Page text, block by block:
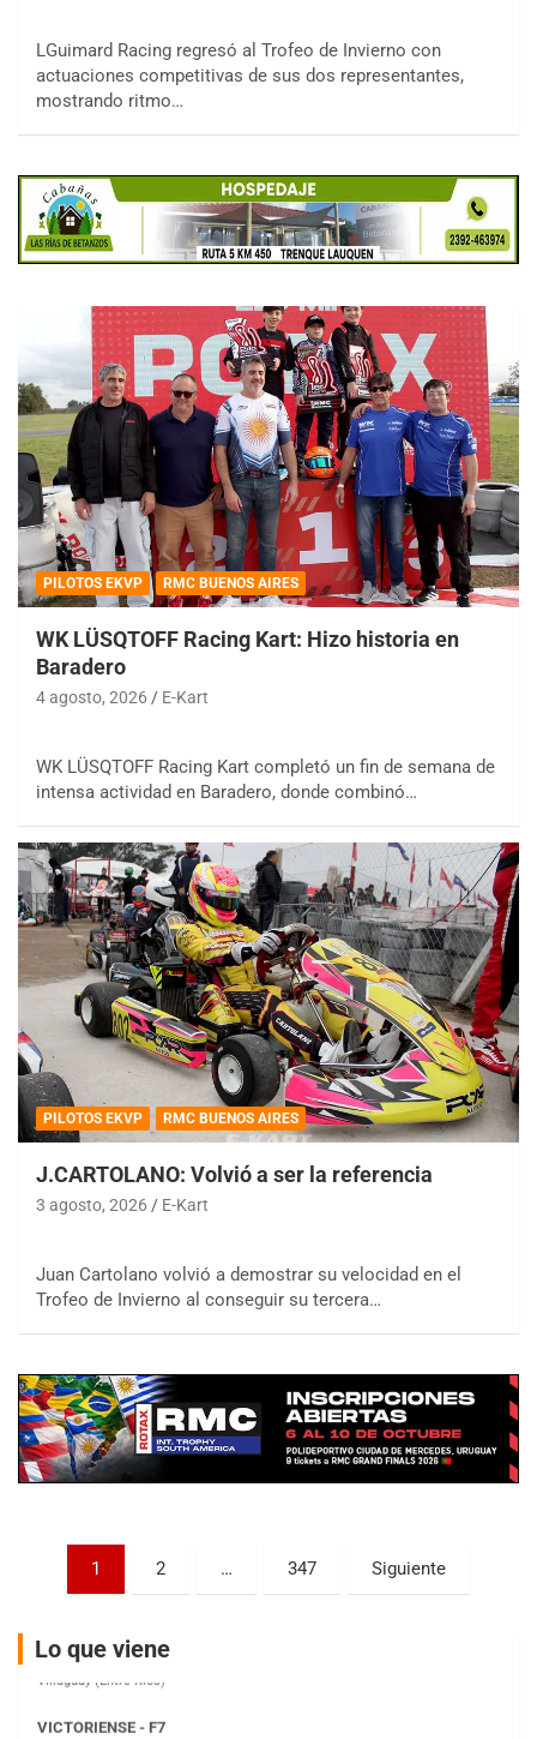
LGuimard Racing regresó al Trofeo de Invierno con
actuaciones competitivas de sus dos representantes,
mostrando ritmo…
PILOTOS EKVP RMC BUENOS AIRES
WK LÜSQTOFF Racing Kart: Hizo historia en
Baradero
4 agosto, 2026 E-Kart
WK LÜSQTOFF Racing Kart completó un fin de semana de
intensa actividad en Baradero, donde combinó…
PILOTOS EKVP RMC BUENOS AIRES
J.CARTOLANO: Volvió a ser la referencia
3 agosto, 2026 E-Kart
Juan Cartolano volvió a demostrar su velocidad en el
Trofeo de Invierno al conseguir su tercera…
Paginación
entradas
1 2 … 347 Siguiente
Lo que viene
COBERTURA ESPECIAL DE E-KART.COM.AR
08/09-AGO
Baradero (Buenos Aires)
KDO - F6
Ciudad de Trenque Lauquen (Asfalto)
Trenque Lauquen (Buenos Aires)
Parque de la Velocidad (Asfalto)
Villaguay (Entre Ríos)
El Cerro (Tierra)
Victoria (Entre Ríos)
Moto Club Reginense (Tierra)